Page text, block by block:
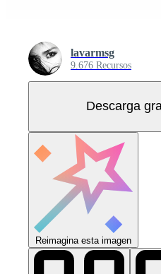
lavarmsg
9.676 Recursos
Descarga
Reimagina esta imagen